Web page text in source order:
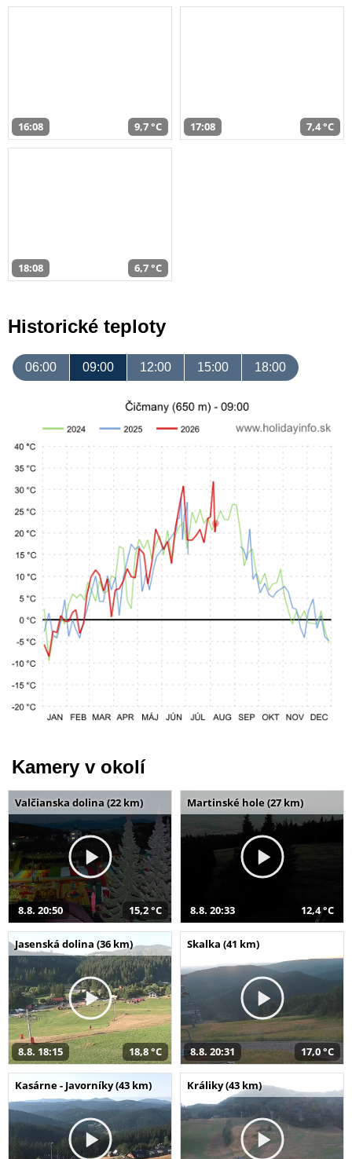
16:08 9,7 °C 17:08 7,4 °C
18:08 6,7 °C
Historické teploty
06:00 09:00 12:00 15:00 18:00
Kamery v okolí
Valčianska dolina (22 km)
8.8. 20:50 15,2 °C
Martinské hole (27 km)
8.8. 20:33 12,4 °C
Jasenská dolina (36 km)
8.8. 18:15 18,8 °C
Skalka (41 km)
8.8. 20:31 17,0 °C
Kasárne - Javorníky (43 km) Králiky (43 km)